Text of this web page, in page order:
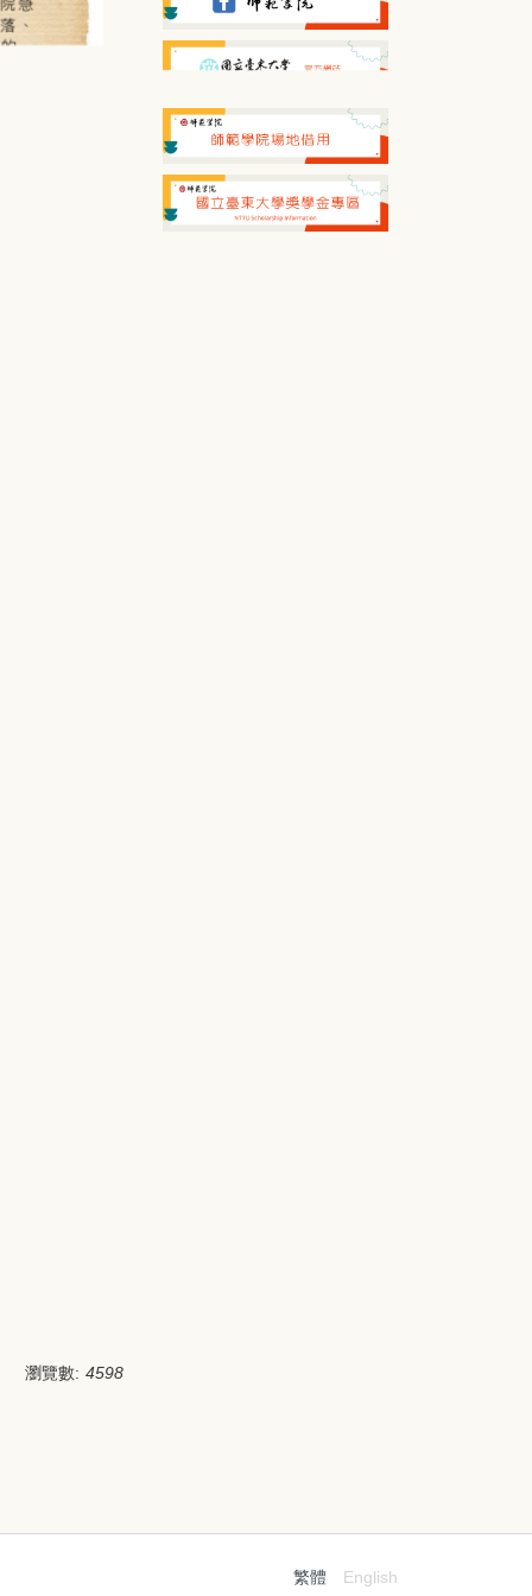
瀏覽數: 4598
繁體 English